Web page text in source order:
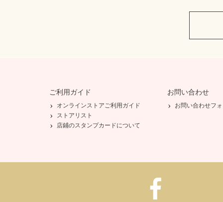
ご利用ガイド
オンラインストアご利用ガイド
ストアリスト
店鋪のスタンプカードについて
お問い合わせ
お問い合わせフ